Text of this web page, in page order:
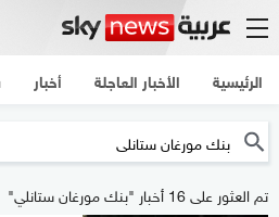
الرئيسية الأخبار العاجلة أخبار
تم العثور على 16 أخبار "بنك مورغان ستانلي"